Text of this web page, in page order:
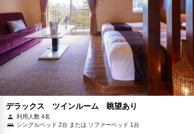
デラックス ツインルーム 眺望あり
利用人数 4名
シングルベッド 2台 または ソファーベッド 1台